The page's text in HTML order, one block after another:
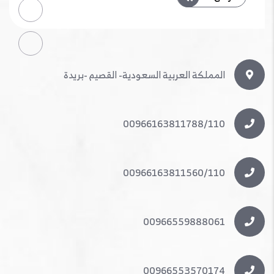
المملكة العربية السعودية- القصيم -بريدة
00966163811788/110
00966163811560/110
00966559888061
00966553570174